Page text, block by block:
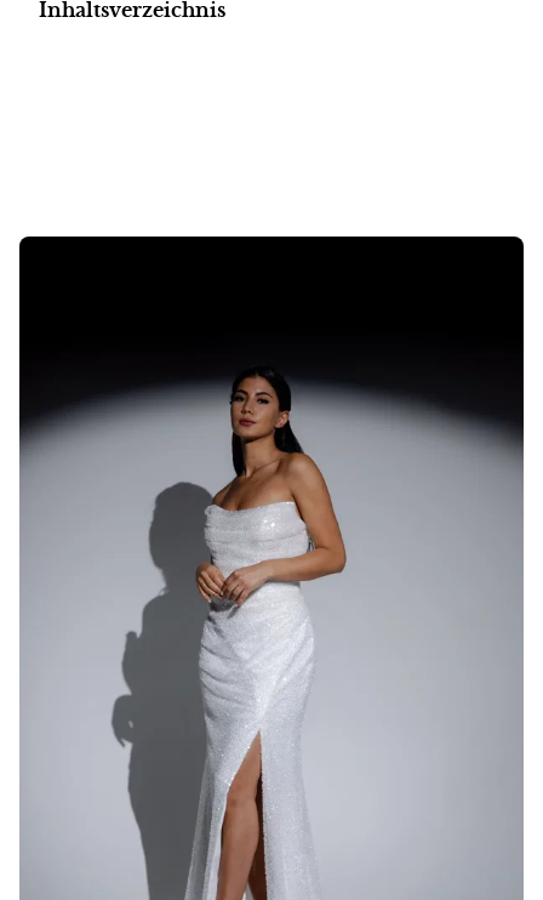
Inhaltsverzeichnis